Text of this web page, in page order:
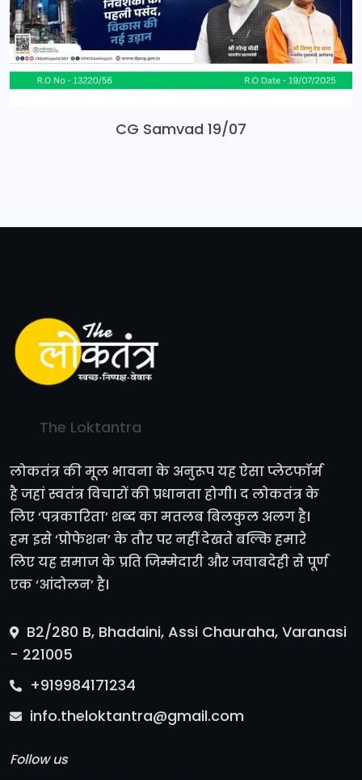
CG Samvad 19/07
The Loktantra
लोकतंत्र की मूल भावना के अनुरूप यह ऐसा प्लेटफॉर्म
है जहां स्वतंत्र विचारों की प्रधानता होगी। द लोकतंत्र के
लिए ‘पत्रकारिता’ शब्द का मतलब बिलकुल अलग है।
हम इसे ‘प्रोफेशन’ के तौर पर नहीं देखते बल्कि हमारे
लिए यह समाज के प्रति जिम्मेदारी और जवाबदेही से पूर्ण
एक ‘आंदोलन’ है।
B2/280 B, Bhadaini, Assi Chauraha, Varanasi
- 221005
+919984171234
info.theloktantra@gmail.com
Follow us